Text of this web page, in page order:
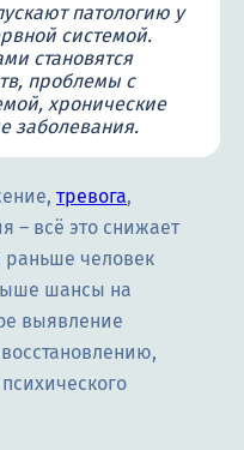
патологию у
системой.
становятся
проблемы с
хронические
заболевания.
тревога,
– всё это снижает
человек
шансы на
выявление